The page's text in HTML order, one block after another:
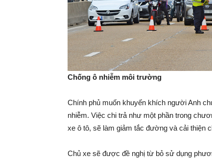
Chống ô nhiễm môi trường
Chính phủ muốn khuyến khích người Anh
nhiễm. Việc chi trả như một phần trong
xe ô tô, sẽ làm giảm tắc đường và cải thiện
Chủ xe sẽ được đề nghị từ bỏ sử dụng